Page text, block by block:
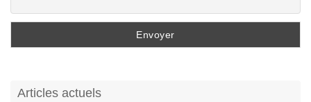
Articles actuels